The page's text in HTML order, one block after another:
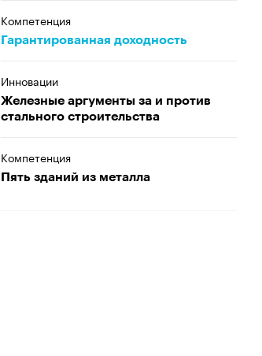
Компетенция
Гарантированная доходность
Инновации
Железные аргументы за и против
стального строительства
Компетенция
Пять зданий из металла